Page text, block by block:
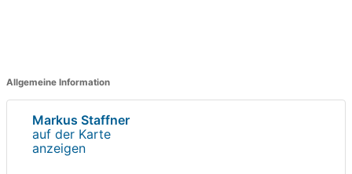
Allgemeine Information
Markus Staffner
auf der Karte
anzeigen